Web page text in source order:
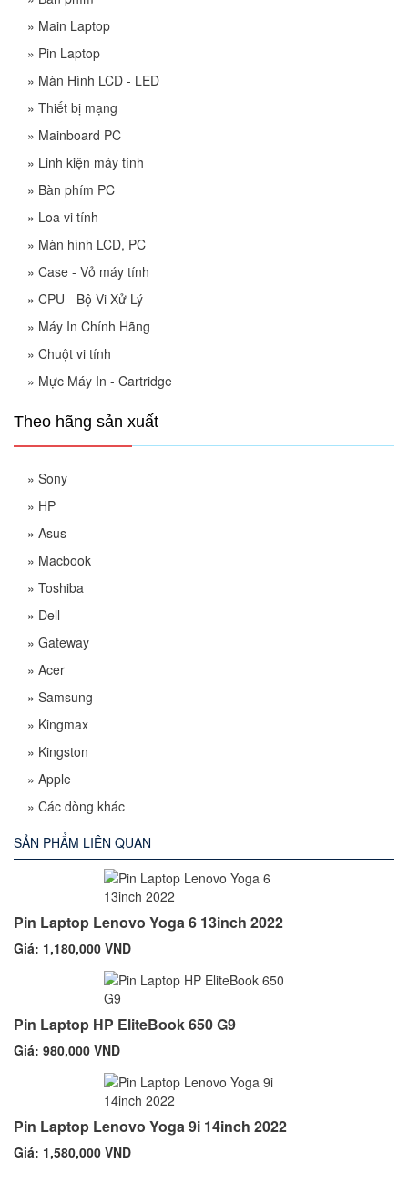
» Main Laptop
» Pin Laptop
» Màn Hình LCD - LED
» Thiết bị mạng
» Mainboard PC
» Linh kiện máy tính
» Bàn phím PC
» Loa vi tính
» Màn hình LCD, PC
» Case - Vỏ máy tính
» CPU - Bộ Vi Xử Lý
» Máy In Chính Hãng
» Chuột vi tính
» Mực Máy In - Cartridge
Theo hãng sản xuất
» Sony
» HP
» Asus
» Macbook
» Toshiba
» Dell
» Gateway
» Acer
» Samsung
» Kingmax
» Kingston
» Apple
» Các dòng khác
SẢN PHẨM LIÊN QUAN
Pin Laptop Lenovo Yoga 6 13inch 2022
Giá: 1,180,000 VND
Pin Laptop HP EliteBook 650 G9
Giá: 980,000 VND
Pin Laptop Lenovo Yoga 9i 14inch 2022
Giá: 1,580,000 VND